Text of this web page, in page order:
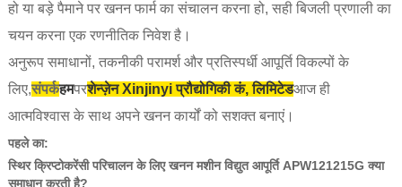
हो या बड़े पैमाने पर खनन फार्म का संचालन करना हो, सही बिजली प्रणाली का
चयन करना एक रणनीतिक निवेश है।
अनुरूप समाधानों, तकनीकी परामर्श और प्रतिस्पर्धी आपूर्ति विकल्पों के
लिए,संपर्कहमपरशेन्ज़ेन Xinjinyi प्रौद्योगिकी कं, लिमिटेडआज ही
आत्मविश्वास के साथ अपने खनन कार्यों को सशक्त बनाएं।
पहले का:
स्थिर क्रिप्टोकरेंसी परिचालन के लिए खनन मशीन विद्युत आपूर्ति APW121215G क्या
समाधान करती है?